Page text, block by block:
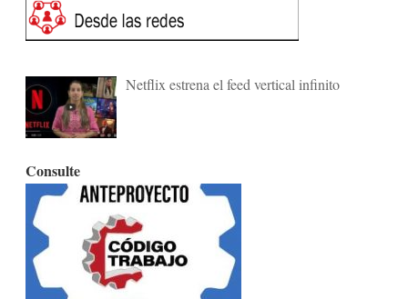
Netflix estrena el feed vertical infinito
Consulte